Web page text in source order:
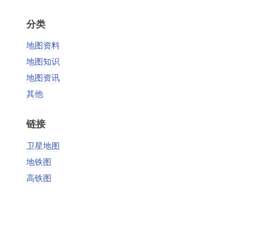
分类
地图资料
地图知识
地图资讯
其他
链接
卫星地图
地铁图
高铁图